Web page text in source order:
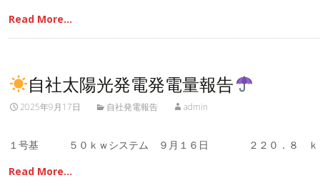
Read More…
自社太陽光発電発電量報告
2025年9月17日 自社発電報告 admin
１号基 ５０ｋｗシステム ９月１６日 ２２０．８ ｋ
Read More…